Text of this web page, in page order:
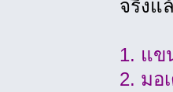
จริงแ
1. แข
2. มอ